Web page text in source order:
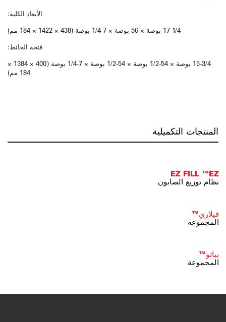
الأبعاد الكلية:
17-1/4 بوصة × 56 بوصة × 7-1/4 بوصة (438 × 1422 × 184 مم)
فتحة الحائط:
15-3/4 بوصة × 54-1/2 بوصة × 54-1/2 بوصة × 7-1/4 بوصة (400 × 1384 ×
184 مم)
المنتجات التكميلية
EZ FILL ™EZ
نظام توزيع الصابون
فيلاري™
المجموعة
بياتو™
المجموعة